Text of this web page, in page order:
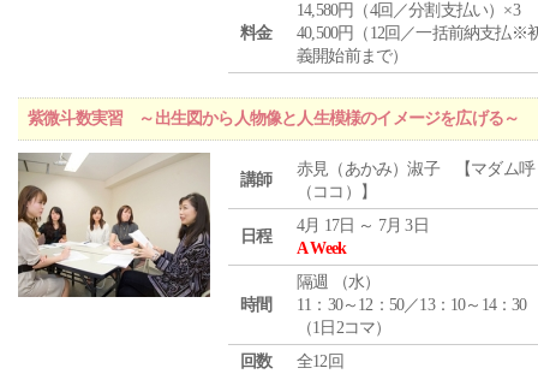
料金
14,580円（4回／分割支払い）×3
40,500円（12回／一括前納支払※
義開始前まで）
紫微斗数実習 ～出生図から人物像と人生模様のイメージを広げる～
講師
赤見（あかみ）淑子 【マダム呼
（ココ）】
日程
4月 17日 ～ 7月 3日
A Week
時間
隔週 （水）
11：30～12：50／13：10～14：30
（1日2コマ）
回数
全12回